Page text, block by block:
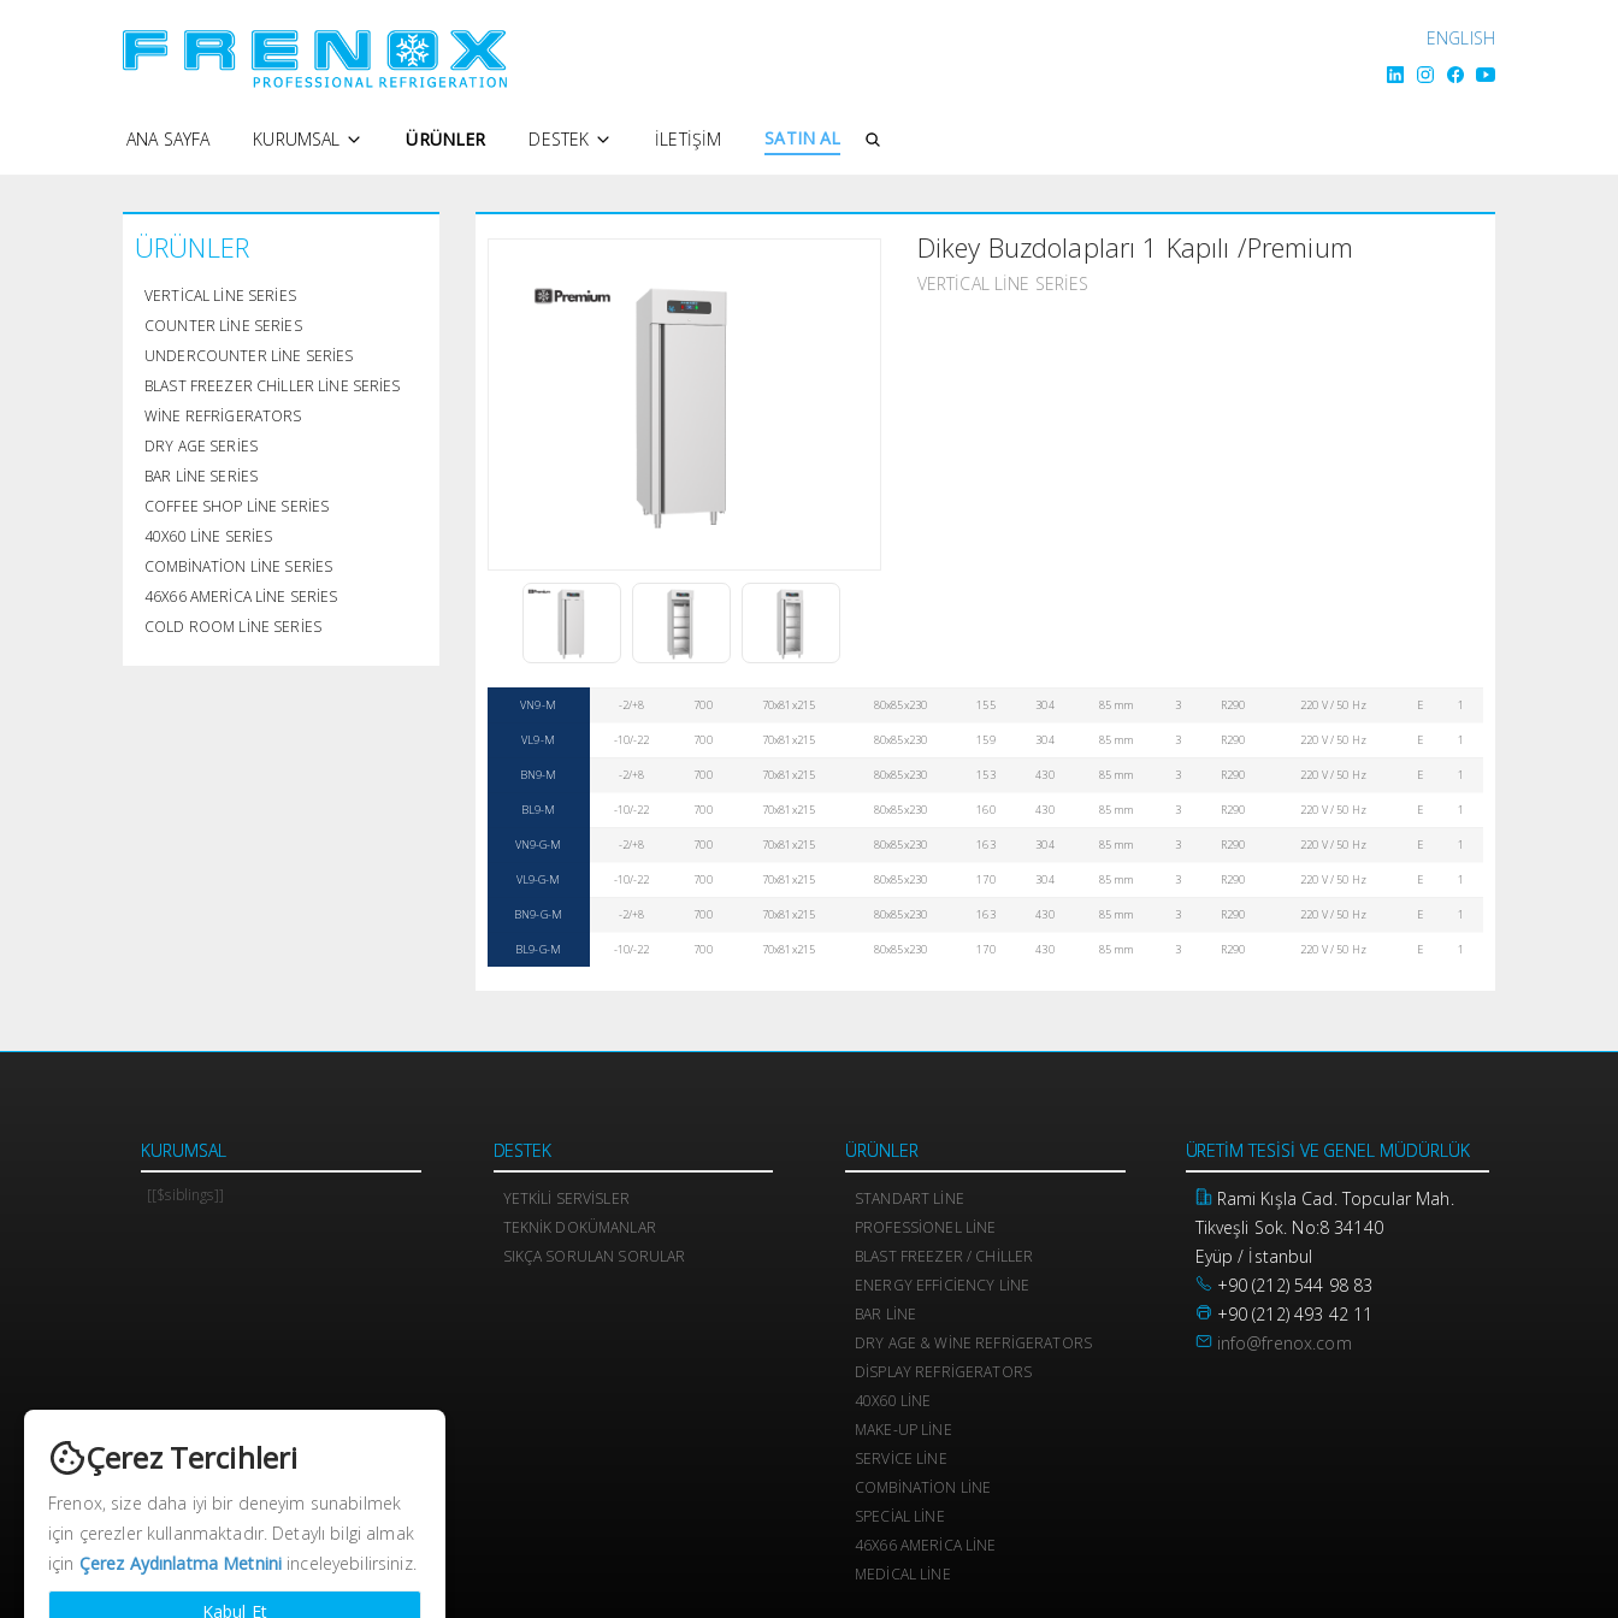
ENGLISH
ANA SAYFA KURUMSAL
SERTIFIKALAR
KIŞISEL VERILERIN KORUNMASI
KIŞISEL VERILERI SAKLAMA
ÜRÜNLER DESTEK İLETIŞIM SATIN AL
ÜRÜNLER
VERTICAL LINE SERIES
COUNTER LINE SERIES
UNDERCOUNTER LINE SERIES
BLAST FREEZER CHILLER LINE SERIES
WINE REFRIGERATORS
DRY AGE SERIES
BAR LINE SERIES
COFFEE SHOP LINE SERIES
40X60 LINE SERIES
COMBINATION LINE SERIES
46X66 AMERICA LINE SERIES
COLD ROOM LINE SERIES
Dikey Buzdolapları 1 Kapılı /Premium
VERTICAL LINE SERIES
VN9-M -2/+8 700 70x81x215 80x85x230 155 304 85 mm 3 R290 220 V / 50 Hz E 1
VL9-M -10/-22 700 70x81x215 80x85x230 159 304 85 mm 3 R290 220 V / 50 Hz E 1
BN9-M -2/+8 700 70x81x215 80x85x230 153 430 85 mm 3 R290 220 V / 50 Hz E 1
BL9-M -10/-22 700 70x81x215 80x85x230 160 430 85 mm 3 R290 220 V / 50 Hz E 1
VN9-G-M -2/+8 700 70x81x215 80x85x230 163 304 85 mm 3 R290 220 V / 50 Hz E 1
VL9-G-M -10/-22 700 70x81x215 80x85x230 170 304 85 mm 3 R290 220 V / 50 Hz E 1
BN9-G-M -2/+8 700 70x81x215 80x85x230 163 430 85 mm 3 R290 220 V / 50 Hz E 1
BL9-G-M -10/-22 700 70x81x215 80x85x230 170 430 85 mm 3 R290 220 V / 50 Hz E 1
KURUMSAL
[[$siblings]]
DESTEK
YETKILI SERVISLER
TEKNIK DOKÜMANLAR
SIKÇA SORULAN SORULAR
ÜRÜNLER
STANDART LINE
PROFESSIONEL LINE
BLAST FREEZER / CHILLER
ENERGY EFFICIENCY LINE
BAR LINE
DRY AGE & WINE REFRIGERATORS
DISPLAY REFRIGERATORS
40X60 LINE
MAKE-UP LINE
SERVICE LINE
COMBINATION LINE
SPECIAL LINE
46X66 AMERICA LINE
MEDICAL LINE
ÜRETIM TESISI VE GENEL MÜDÜRLÜK
Rami Kışla Cad. Topcular Mah.
Tikveşli Sok. No:8 34140
Eyüp / İstanbul
+90 (212) 544 98 83
+90 (212) 493 42 11
info@frenox.com
Çerez Tercihleri
Frenox, size daha iyi bir deneyim sunabilmek
için çerezler kullanmaktadır. Detaylı bilgi almak
için Çerez Aydınlatma Metnini inceleyebilirsiniz.
Kabul Et